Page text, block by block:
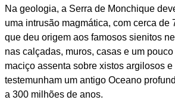
Na geologia, a Serra de Monchique
uma intrusão magmática, com cerca de
que deu origem aos famosos sienitos
nas calçadas, muros, casas e um
maciço assenta sobre xistos argilosos
testemunham um antigo Oceano
a 300 milhões de anos.